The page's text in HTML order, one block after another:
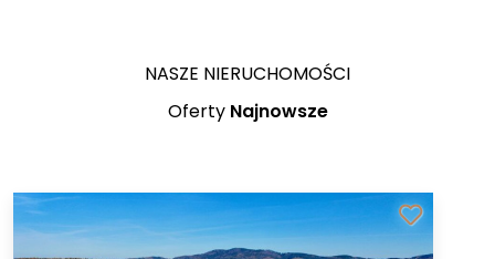
NASZE NIERUCHOMOŚCI
Oferty Najnowsze